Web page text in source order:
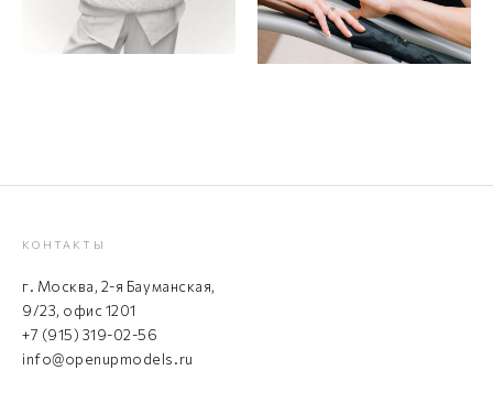
КОНТАКТЫ
г. Москва, 2-я Бауманская,
9/23, офис 1201
+7 (915) 319-02-56
info@openupmodels.ru